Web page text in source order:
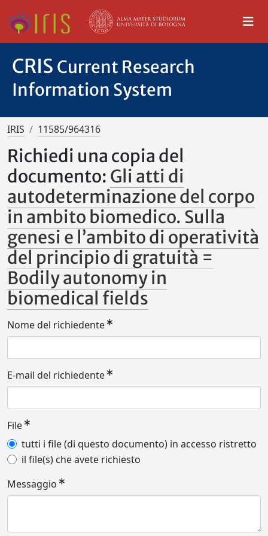
CRIS Current Research
Information System
IRIS 11585/964316
Richiedi una copia del
documento: Gli atti di
autodeterminazione del corpo
in ambito biomedico. Sulla
genesi e l’ambito di operatività
del principio di gratuità =
Bodily autonomy in
biomedical fields
Nome del richiedente
E-mail del richiedente
File
tutti i file (di questo documento) in accesso ristretto
il file(s) che avete richiesto
Messaggio